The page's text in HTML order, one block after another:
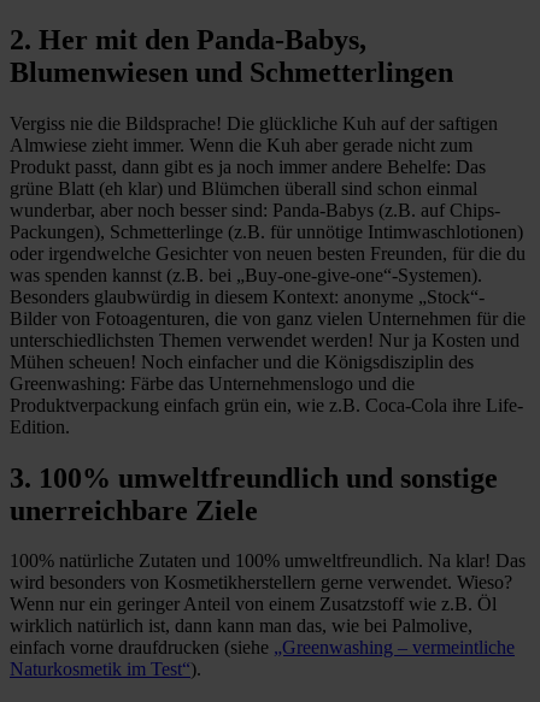
2. Her mit den Panda-Babys,
Blumenwiesen und Schmetterlingen
Vergiss nie die Bildsprache! Die glückliche Kuh auf der saftigen
Almwiese zieht immer. Wenn die Kuh aber gerade nicht zum
Produkt passt, dann gibt es ja noch immer andere Behelfe: Das
grüne Blatt (eh klar) und Blümchen überall sind schon einmal
wunderbar, aber noch besser sind: Panda-Babys (z.B. auf Chips-
Packungen), Schmetterlinge (z.B. für unnötige Intimwaschlotionen)
oder irgendwelche Gesichter von neuen besten Freunden, für die du
was spenden kannst (z.B. bei „Buy-one-give-one“-Systemen).
Besonders glaubwürdig in diesem Kontext: anonyme „Stock“-
Bilder von Fotoagenturen, die von ganz vielen Unternehmen für die
unterschiedlichsten Themen verwendet werden! Nur ja Kosten und
Mühen scheuen! Noch einfacher und die Königsdisziplin des
Greenwashing: Färbe das Unternehmenslogo und die
Produktverpackung einfach grün ein, wie z.B. Coca-Cola ihre Life-
Edition.
3. 100% umweltfreundlich und sonstige
unerreichbare Ziele
100% natürliche Zutaten und 100% umweltfreundlich. Na klar! Das
wird besonders von Kosmetikherstellern gerne verwendet. Wieso?
Wenn nur ein geringer Anteil von einem Zusatzstoff wie z.B. Öl
wirklich natürlich ist, dann kann man das, wie bei Palmolive,
einfach vorne draufdrucken (siehe „Greenwashing – vermeintliche
Naturkosmetik im Test“).